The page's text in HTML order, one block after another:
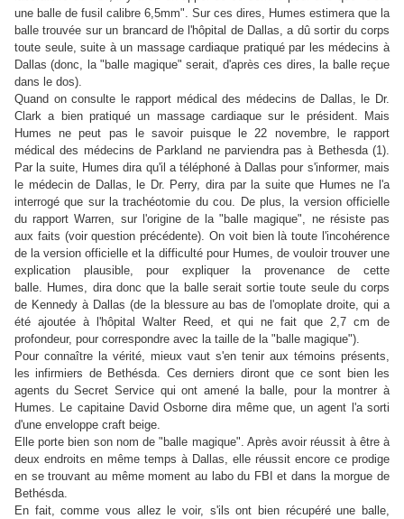
une balle de fusil calibre 6,5mm". Sur ces dires, Humes estimera que la
balle trouvée sur un brancard de l'hôpital de Dallas, a dû sortir du corps
toute seule, suite à un massage cardiaque pratiqué par les médecins à
Dallas (donc, la "balle magique" serait, d'après ces dires, la balle reçue
dans le dos).
Quand on consulte le rapport médical des médecins de Dallas, le Dr.
Clark a bien pratiqué un massage cardiaque sur le président. Mais
Humes ne peut pas le savoir puisque le 22 novembre, le rapport
médical des médecins de Parkland ne parviendra pas à Bethesda (1).
Par la suite, Humes dira qu'il a téléphoné à Dallas pour s'informer, mais
le médecin de Dallas, le Dr. Perry, dira par la suite que Humes ne l'a
interrogé que sur la trachéotomie du cou. De plus, la version officielle
du rapport Warren, sur l'origine de la "balle magique", ne résiste pas
aux faits (voir question précédente). On voit bien là toute l'incohérence
de la version officielle et la difficulté pour Humes, de vouloir trouver une
explication plausible, pour expliquer la provenance de cette
balle. Humes, dira donc que la balle serait sortie toute seule du corps
de Kennedy à Dallas (de la blessure au bas de l'omoplate droite, qui a
été ajoutée à l'hôpital Walter Reed, et qui ne fait que 2,7 cm de
profondeur, pour correspondre avec la taille de la "balle magique").
Pour connaître la vérité, mieux vaut s'en tenir aux témoins présents,
les infirmiers de Bethésda. Ces derniers diront que ce sont bien les
agents du Secret Service qui ont amené la balle, pour la montrer à
Humes. Le capitaine David Osborne dira même que, un agent l'a sorti
d'une enveloppe craft beige.
Elle porte bien son nom de "balle magique". Après avoir réussit à être à
deux endroits en même temps à Dallas, elle réussit encore ce prodige
en se trouvant au même moment au labo du FBI et dans la morgue de
Bethésda.
En fait, comme vous allez le voir, s'ils ont bien récupéré une balle,